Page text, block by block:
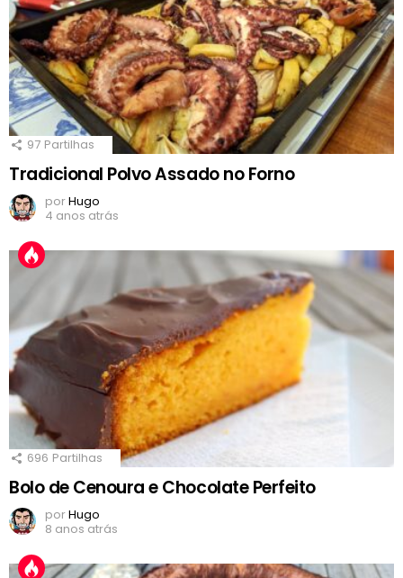
97 Partilhas
Tradicional Polvo Assado no Forno
porHugo
4 anos atrás
696 Partilhas
Bolo de Cenoura e Chocolate Perfeito
porHugo
8 anos atrás